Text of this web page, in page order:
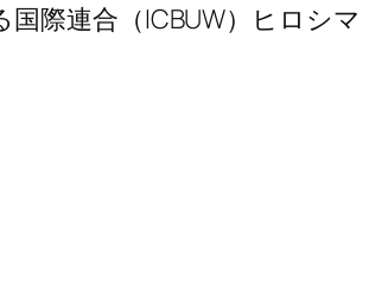
際連合（ICBUW）ヒロシマ